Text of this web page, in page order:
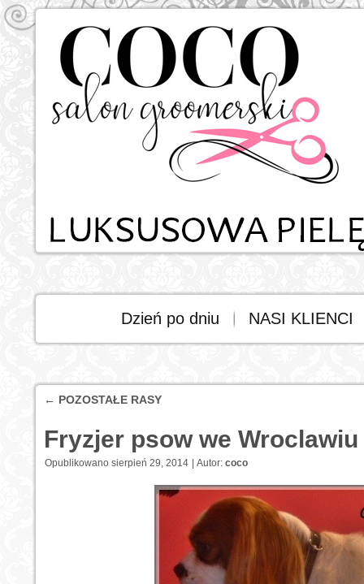
Dzień po dniu NASI KLIENCI
← POZOSTAŁE RASY
Fryzjer psow we Wroclawiu
Opublikowano sierpień 29, 2014 Autor: coco